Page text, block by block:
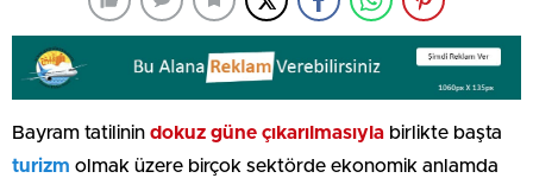
Bayram tatilinin dokuz güne çıkarılmasıyla birlikte başta
turizm olmak üzere birçok sektörde ekonomik anlamda